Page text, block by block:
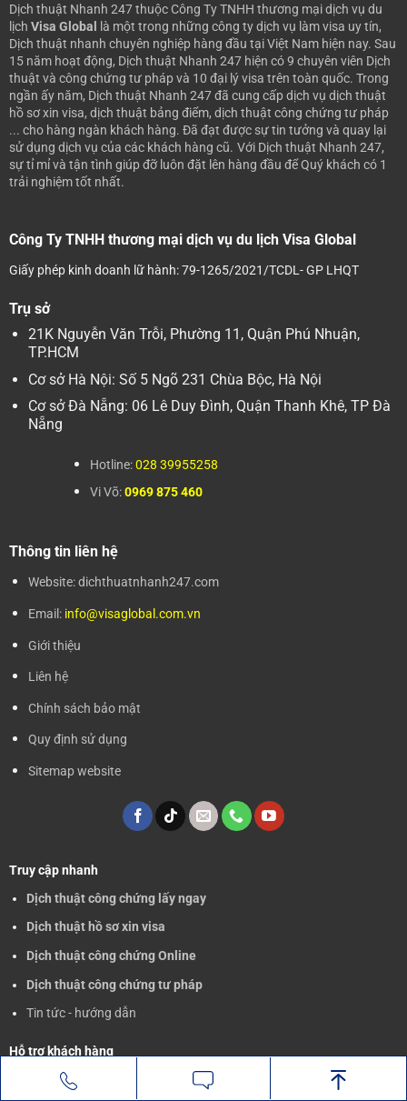
Dịch thuật Nhanh 247 thuộc Công Ty TNHH thương mại dịch vụ du
lịch Visa Global
là một trong những công ty dịch vụ làm visa uy tín,
Dịch thuật nhanh chuyên nghiệp hàng đầu tại Việt Nam hiện nay. Sau
15 năm hoạt động, Dịch thuật Nhanh 247 hiện có 9 chuyên viên Dịch
thuật và công chứng tư pháp và 10 đại lý visa trên toàn quốc. Trong
ngần ấy năm, Dịch thuật Nhanh 247 đã cung cấp dịch vụ dịch thuật
hồ sơ xin visa, dịch thuật bảng điểm, dịch thuật công chứng tư pháp
... cho hàng ngàn khách hàng. Đã đạt được sự tin tưởng và quay lại
sử dụng dịch vụ của các khách hàng cũ. Với Dịch thuật Nhanh 247,
sự tỉ mỉ và tận tình giúp đỡ luôn đặt lên hàng đầu để Quý khách có 1
trải nghiệm tốt nhất.
Công Ty TNHH thương mại dịch vụ du lịch Visa Global
Giấy phép kinh doanh lữ hành: 79-1265/2021/TCDL- GP LHQT
Trụ sở
21K Nguyễn Văn Trỗi, Phường 11, Quận Phú Nhuận,
TP.HCM
Cơ sở Hà Nội: Số 5 Ngõ 231 Chùa Bộc, Hà Nội
Cơ sở Đà Nẵng: 06 Lê Duy Đình, Quận Thanh Khê, TP Đà
Nẵng
Hotline:028 39955258
Vi Võ:0969 875 460
Thông tin liên hệ
Website: dichthuatnhanh247.com
Email: info@visaglobal.com.vn
Giới thiệu
Liên hệ
Chính sách bảo mật
Quy định sử dụng
Sitemap website
Truy cập nhanh
Dịch thuật công chứng lấy ngay
Dịch thuật hồ sơ xin visa
Dịch thuật công chứng Online
Dịch thuật công chứng tư pháp
Tin tức - hướng dẫn
Hỗ trợ khách hàng
Mọi nhu cầu tư vấn về dịch thuật nhanh, dịch thuật lấy ngay vui lòng